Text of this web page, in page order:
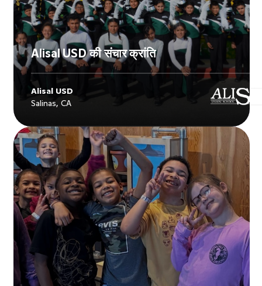
Alisal USD की संचार क्रांति
Alisal USD
Salinas, CA
Explore